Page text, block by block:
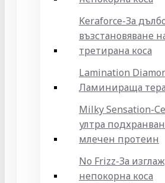
Keraforce-За
възстановяване
третирана коса
Lamination
Ламинираща
Milky Sensation-
ултра
млечен протеин
No Frizz-За
непокорна коса